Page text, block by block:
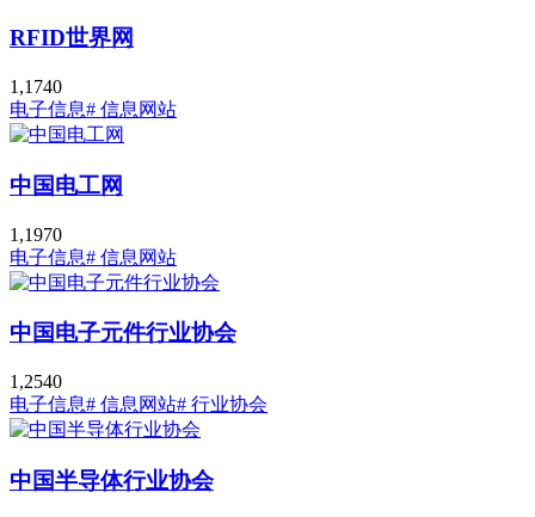
RFID世界网
1,1740
电子信息# 信息网站
中国电工网
1,1970
电子信息# 信息网站
中国电子元件行业协会
1,2540
电子信息# 信息网站# 行业协会
中国半导体行业协会